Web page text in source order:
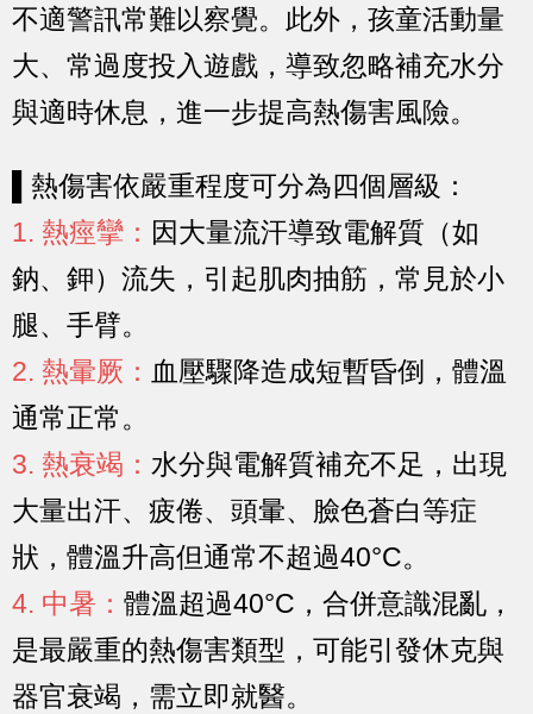
不適警訊常難以察覺。 此外，孩童活動量
大、常過度投入遊戲，導致忽略補充水分
與適時休息，進一步提高熱傷害風險。
▌熱傷害依嚴重程度可分為四個層級：
1. 熱痙攣： 因大量流汗導致電解質（如
鈉、鉀）流失，引起肌肉抽筋，常見於小
腿、手臂。
2. 熱暈厥： 血壓驟降造成短暫昏倒，體溫
通常正常。
3. 熱衰竭： 水分與電解質補充不足，出現
大量出汗、疲倦、頭暈、臉色蒼白等症
狀，體溫升高但通常不超過40°C。
4. 中暑： 體溫超過40°C，合併意識混亂，
是最嚴重的熱傷害類型，可能引發休克與
器官衰竭，需立即就醫。